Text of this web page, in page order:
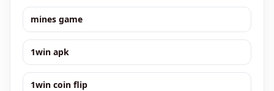
mines game
1win apk
1win coin flip